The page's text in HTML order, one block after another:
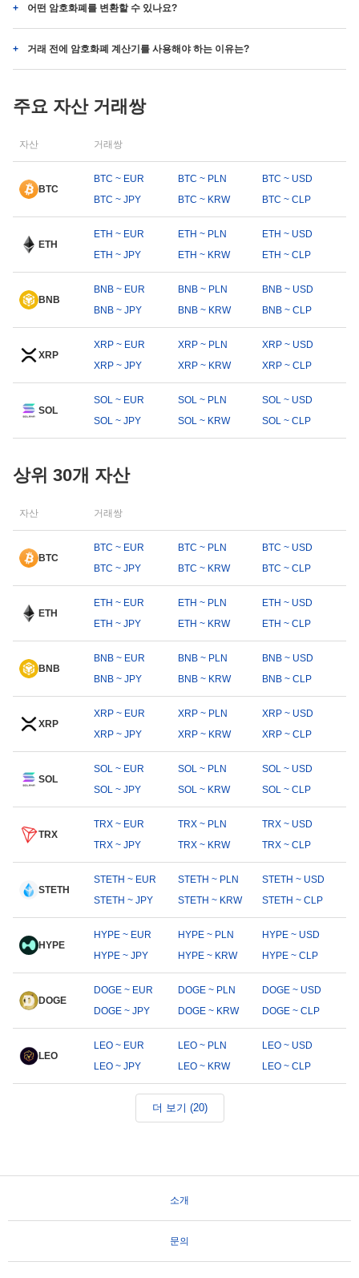
어떤 암호화폐를 변환할 수 있나요?
거래 전에 암호화폐 계산기를 사용해야 하는 이유는?
주요 자산 거래쌍
자산 거래쌍
BTC
BTC ~ EUR BTC ~ PLN
BTC ~ USD
BTC ~ JPY
BTC ~ KRW BTC ~ CLP
ETH
ETH ~ EUR ETH ~ PLN
ETH ~ USD
ETH ~ JPY
ETH ~ KRW ETH ~ CLP
BNB
BNB ~ EUR BNB ~ PLN
BNB ~ USD
BNB ~ JPY
BNB ~ KRW BNB ~ CLP
XRP
XRP ~ EUR XRP ~ PLN
XRP ~ USD
XRP ~ JPY
XRP ~ KRW XRP ~ CLP
SOL
SOL ~ EUR SOL ~ PLN
SOL ~ USD
SOL ~ JPY
SOL ~ KRW SOL ~ CLP
상위 30개 자산
자산 거래쌍
BTC
BTC ~ EUR BTC ~ PLN
BTC ~ USD
BTC ~ JPY
BTC ~ KRW BTC ~ CLP
ETH
ETH ~ EUR ETH ~ PLN
ETH ~ USD
ETH ~ JPY
ETH ~ KRW ETH ~ CLP
BNB
BNB ~ EUR BNB ~ PLN
BNB ~ USD
BNB ~ JPY
BNB ~ KRW BNB ~ CLP
XRP
XRP ~ EUR XRP ~ PLN
XRP ~ USD
XRP ~ JPY
XRP ~ KRW XRP ~ CLP
SOL
SOL ~ EUR SOL ~ PLN
SOL ~ USD
SOL ~ JPY
SOL ~ KRW SOL ~ CLP
TRX
TRX ~ EUR TRX ~ PLN
TRX ~ USD
TRX ~ JPY
TRX ~ KRW TRX ~ CLP
STETH
STETH ~ EUR STETH ~ PLN
STETH ~ USD
STETH ~ JPY
STETH ~ KRW STETH ~ CLP
HYPE
HYPE ~ EUR HYPE ~ PLN
HYPE ~ USD
HYPE ~ JPY
HYPE ~ KRW HYPE ~ CLP
DOGE
DOGE ~ EUR DOGE ~ PLN
DOGE ~ USD
DOGE ~ JPY
DOGE ~ KRW DOGE ~ CLP
LEO
LEO ~ EUR LEO ~ PLN
LEO ~ USD
LEO ~ JPY
LEO ~ KRW LEO ~ CLP
더 보기 (20)
소개
문의